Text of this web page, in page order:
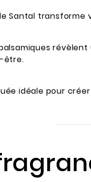
Santal
être.
idéale pour